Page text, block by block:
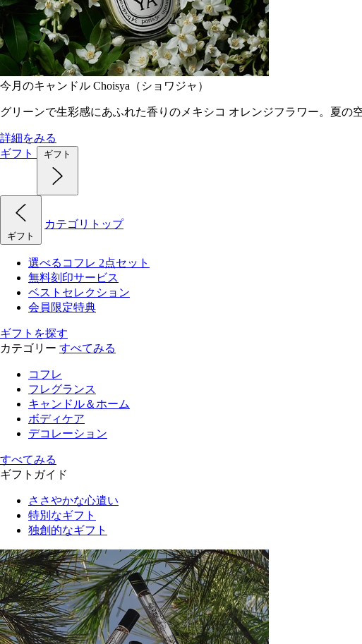
今月のキャンドル Choisya（ショワジャ）
グリーンで生彩感にあふれた香りのメキシコ オレンジフラワー。夏の
詳細をみる
ギフト
ギフト
ギフト
カテゴリトップ
選べるコフレ 2点セット
無料刻印サービス
ベストセレクション
会員限定特典
ギフトを探す
カテゴリー すべてみる
コフレ
フレグランス
キャンドル＆ホーム
ボディケア
デコレーション
すべてみる
ギフトガイド
ささやかな心遣い
特別なギフト
独創的なギフト